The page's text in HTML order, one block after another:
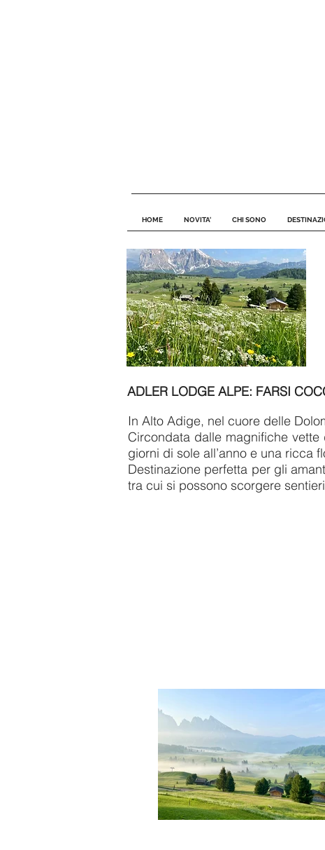
ADLER LODGE ALPE: FARSI
In Alto Adige, nel cuore delle
Circondata dalle magnifiche
giorni di sole all’anno e una ricca
Destinazione perfetta per gli
tra cui si possono scorgere
HOME NOVITA' CHI SONO